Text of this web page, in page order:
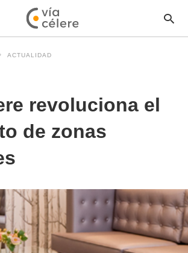
ACTUALIDAD
revoluciona el
de zonas